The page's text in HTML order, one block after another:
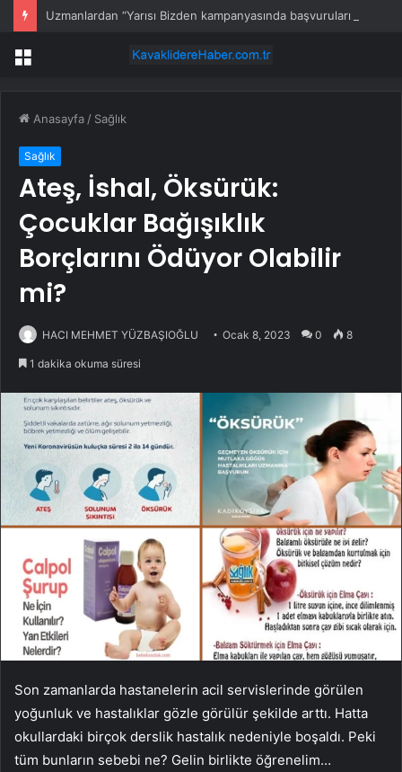
Menü
Anasayfa / Sağlık
Sağlık
Ateş, İshal, Öksürük:
Çocuklar Bağışıklık
Borçlarını Ödüyor Olabilir
mi?
HACI MEHMET YÜZBAŞIOĞLU Ocak 8, 2023 0 8
1 dakika okuma süresi
Son zamanlarda hastanelerin acil servislerinde görülen
yoğunluk ve hastalıklar gözle görülür şekilde arttı. Hatta
okullardaki birçok derslik hastalık nedeniyle boşaldı. Peki
tüm bunların sebebi ne? Gelin birlikte öğrenelim…